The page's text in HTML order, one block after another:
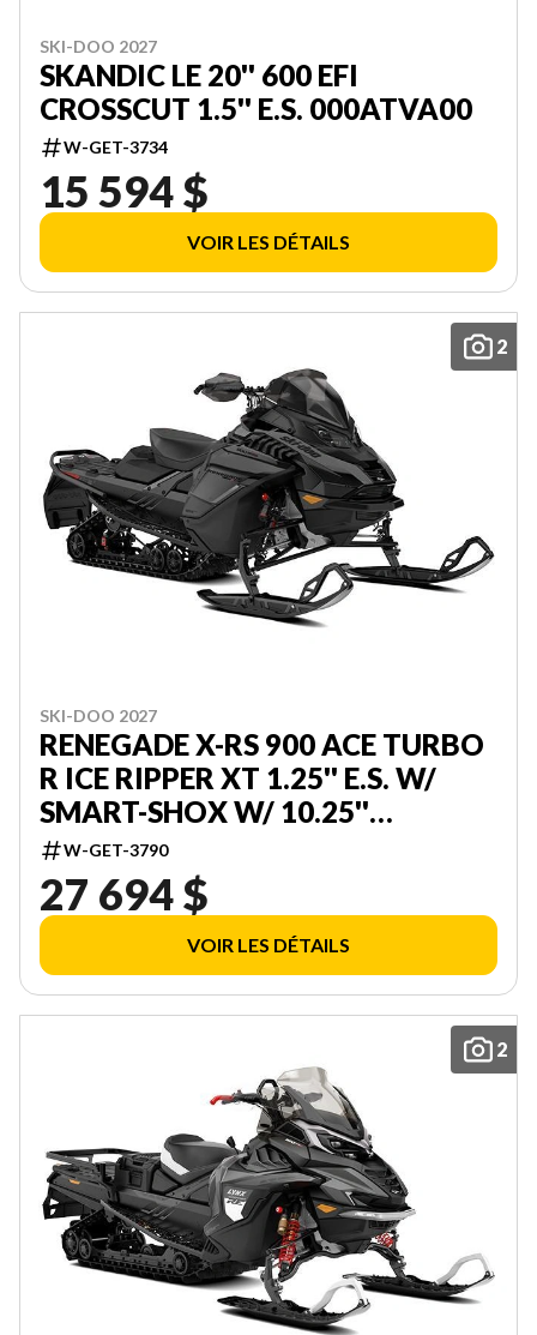
SKI-DOO 2027
SKANDIC LE 20'' 600 EFI
CROSSCUT 1.5'' E.S. 000ATVA00
W-GET-3734
15 594 $
VOIR LES DÉTAILS
2
SKI-DOO 2027
RENEGADE X-RS 900 ACE TURBO
R ICE RIPPER XT 1.25'' E.S. W/
SMART-SHOX W/ 10.25''
TOUCHSCREEN 000DAVJ00
W-GET-3790
27 694 $
VOIR LES DÉTAILS
2